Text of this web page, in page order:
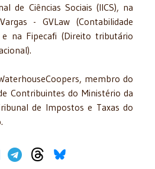
de Ciências Sociais (IICS), na
- GVLaw (Contabilidade
na Fipecafi (Direito tributário
membro do
Contribuintes do Ministério da
de Impostos e Taxas do
Media